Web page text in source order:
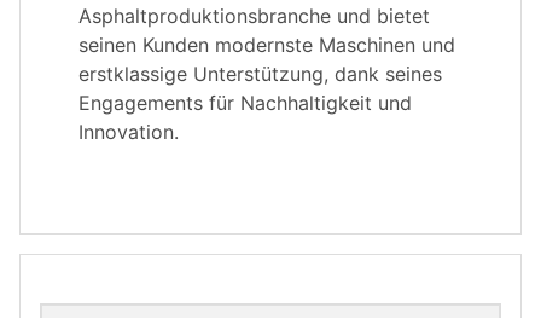
Asphaltproduktionsbranche und bietet
seinen Kunden modernste Maschinen und
erstklassige Unterstützung, dank seines
Engagements für Nachhaltigkeit und
Innovation.